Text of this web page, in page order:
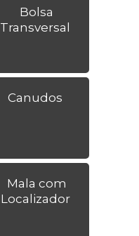
Bolsa
Transversal
Canudos
Mala com
Localizador